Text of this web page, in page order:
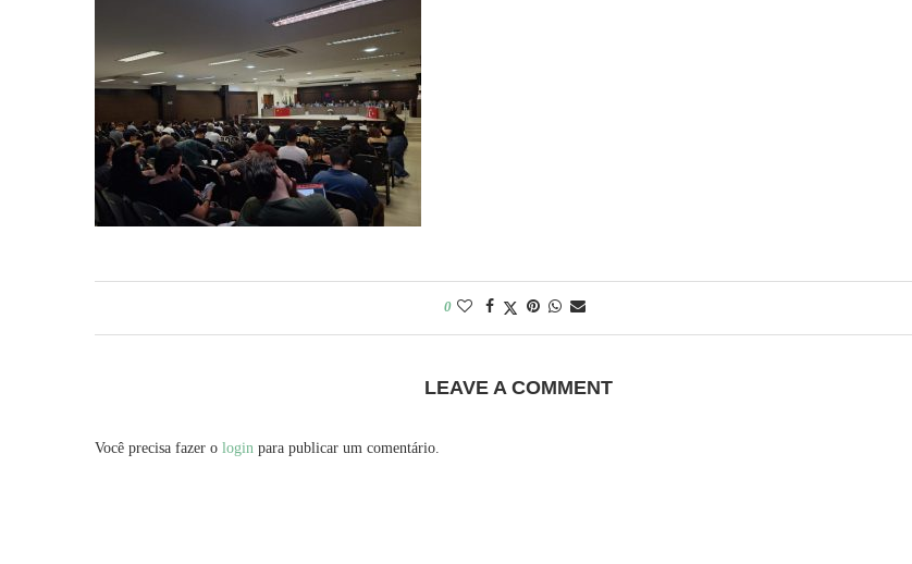
0
LEAVE A COMMENT
Você precisa fazer o login para publicar um comentário.